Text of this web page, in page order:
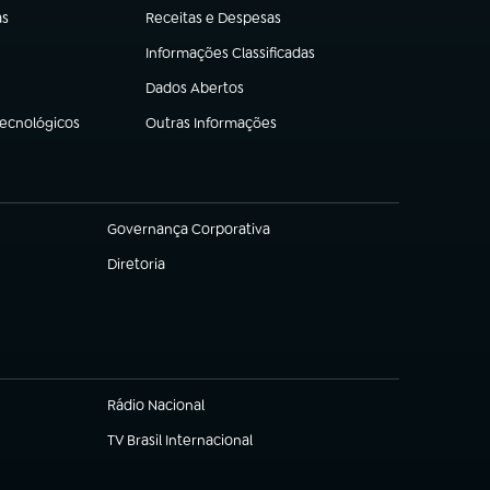
Receitas e Despesas
(abre em nova aba)
Informações Classificadas
(abre em nova aba)
Dados Abertos
(abre em nova aba)
Outras Informações
(abre em nova aba)
Governança Corporativa
(abre em nova aba)
Diretoria
(abre em nova aba)
Rádio Nacional
(abre em nova aba)
TV Brasil Internacional
(abre em nova aba)